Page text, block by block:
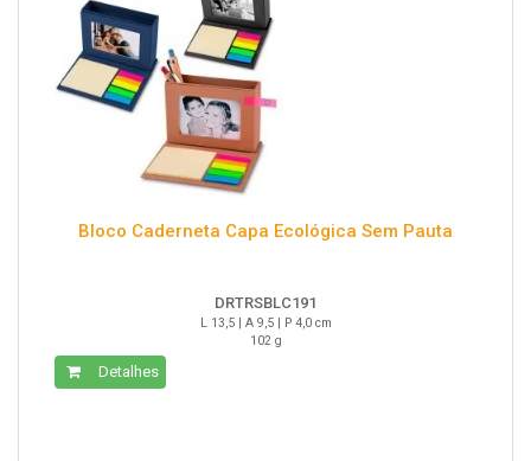
Bloco Caderneta Capa Ecológica Sem Pauta
DRTRSBLC191
L 13,5 | A 9,5 | P 4,0 cm
102 g
Detalhes